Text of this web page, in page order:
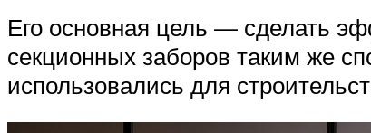
Его основная цель — сделать
секционных заборов таким же
использовались для